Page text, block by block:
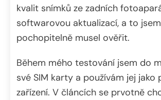
kvalit snímků ze zadních
softwarovou aktualizací, a to jsem
pochopitelně musel ověřit.
Během mého testování jsem do
své SIM karty a používám jej jako
zařízení. V článcích se prvotně